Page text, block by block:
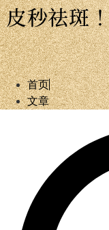
皮秒祛斑
首页
文章